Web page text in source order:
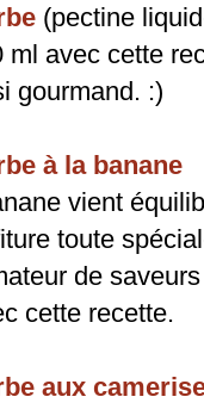
(pectine
avec cette
gourmand. :)
à la banane
vient
toute
de
cette recette.
aux